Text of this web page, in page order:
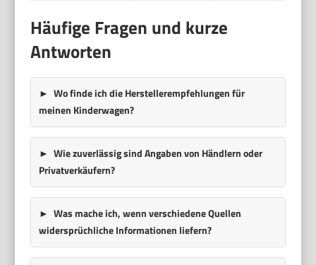
Häufige Fragen und kurze
Antworten
Wo finde ich die Herstellerempfehlungen für
meinen Kinderwagen?
Wie zuverlässig sind Angaben von Händlern oder
Privatverkäufern?
Was mache ich, wenn verschiedene Quellen
widersprüchliche Informationen liefern?